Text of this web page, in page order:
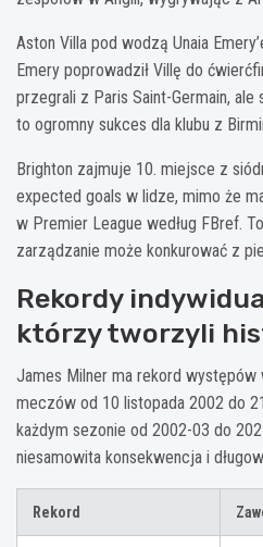
Aston Villa pod wodzą Unaia
Emery poprowadził Villę do
przegrali z Paris Saint-Germain,
to ogromny sukces dla klubu z
Brighton zajmuje 10. miejsce z
expected goals w lidze, mimo że
w Premier League według FBref.
zarządzanie może konkurować z
Rekordy
którzy tworzyli
James Milner ma rekord
meczów od 10 listopada 2002 do
każdym sezonie od 2002-03 do
niesamowita konsekwencja i
Rekord